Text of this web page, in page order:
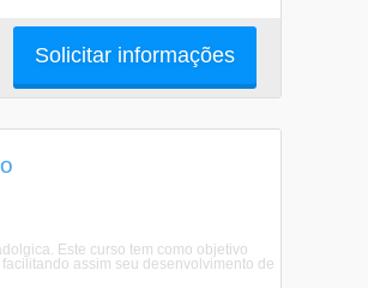
Solicitar informações
Este curso tem como objetivo
assim seu desenvolvimento de